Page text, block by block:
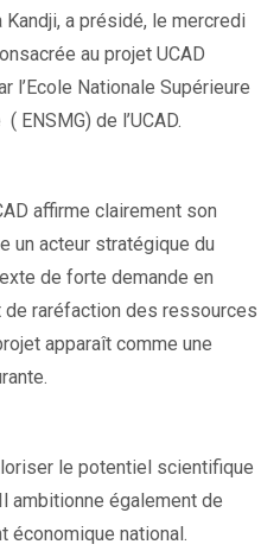
Kandji, a présidé, le mercredi
au projet UCAD
l’Ecole Nationale Supérieure
de l’UCAD.
affirme clairement son
un acteur stratégique du
de forte demande en
raréfaction des ressources
apparaît comme une
le potentiel scientifique
ambitionne également de
économique national.